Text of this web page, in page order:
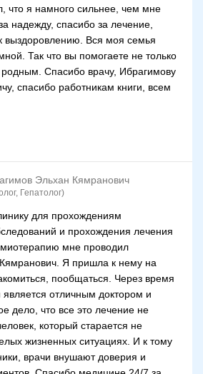
что я намного сильнее, чем мне
надежду, спасибо за лечение,
выздоровлению. Вся моя семья
Так что вы помогаете не только
Спасибо врачу, Ибрагимову
спасибо работникам книги, всем
Эльхан Кямранович
Гепатолог)
для прохождениям
и прохождения лечения
мне проводил
Я пришла к нему на
пообщаться. Через время
является отличным доктором и
дело, что все это лечение не
который старается не
жизненных ситуациях. И к тому
врачи внушают доверия и